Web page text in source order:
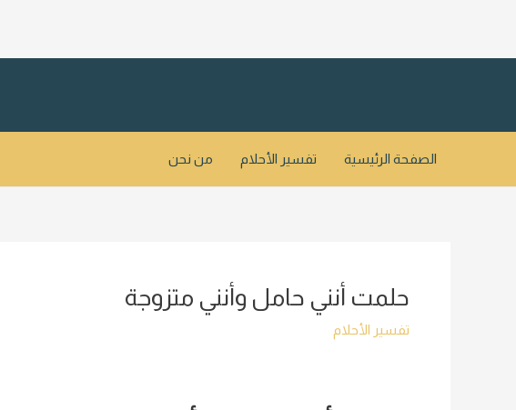
الصفحة الرئيسية تفسير الأحلام من نحن
حلمت أنني حامل وأنني متزوجة
تفسير الأحلام